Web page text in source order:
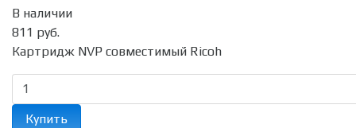
В наличии
811 руб.
Картридж NVP совместимый Ricoh
Купить